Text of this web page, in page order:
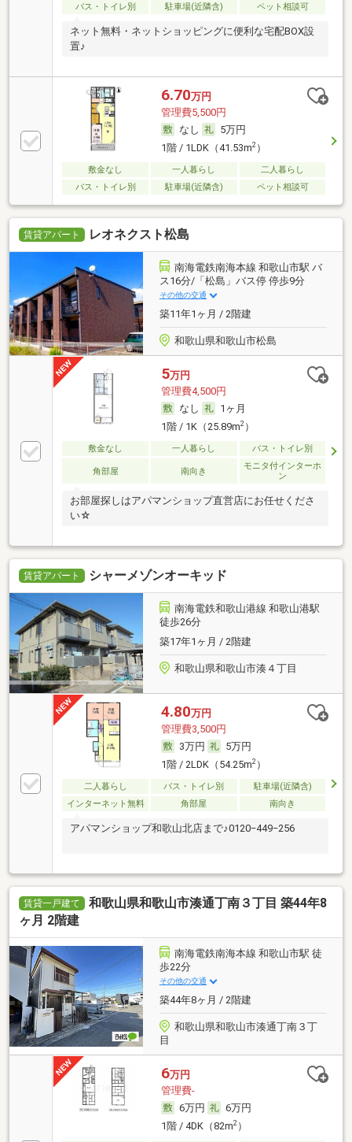
バス・トイレ別
駐車場(近隣含) ペット相談可
ネット無料・ネットショッピングに便利な宅配BOX設
置♪
6.70万円
管理費5,500円
なし
5万円
1階 / 1LDK（41.53m2）
敷金なし 一人暮らし
二人暮らし
バス・トイレ別
駐車場(近隣含) ペット相談可
賃貸アパート レオネクスト松島
南海電鉄南海本線 和歌山市駅 バ
ス16分/「松島」バス停 停歩9分
その他の交通
築11年1ヶ月 / 2階建
和歌山県和歌山市松島
5万円
管理費4,500円
なし
1ヶ月
1階 / 1K（25.89m2）
敷金なし 一人暮らし バス・トイレ別
角部屋 南向き
モニタ付インターホ
ン
お部屋探しはアパマンショップ直営店にお任せくださ
い☆
賃貸アパート シャーメゾンオーキッド
南海電鉄和歌山港線 和歌山港駅
徒歩26分
築17年1ヶ月 / 2階建
和歌山県和歌山市湊４丁目
4.80万円
管理費3,500円
3万円
5万円
1階 / 2LDK（54.25m2）
二人暮らし バス・トイレ別
駐車場(近隣含)
インターネット無料
角部屋 南向き
アパマンショップ和歌山北店まで♪0120−449−256
賃貸一戸建て
和歌山県和歌山市湊通丁南３丁目 築44年8
ヶ月 2階建
南海電鉄南海本線 和歌山市駅 徒
歩22分
その他の交通
築44年8ヶ月 / 2階建
和歌山県和歌山市湊通丁南３丁
目
6万円
管理費-
6万円
6万円
1階 / 4DK（82m2）